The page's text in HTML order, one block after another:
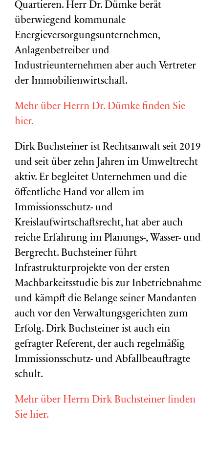
Quartieren. Herr Dr. Dümke berät
überwiegend kommunale
Energieversorgungsunternehmen,
Anlagenbetreiber und
Industrieunternehmen aber auch Vertreter
der Immobilienwirtschaft.
Mehr über Herrn Dr. Dümke finden Sie
hier.
Dirk Buchsteiner ist Rechtsanwalt seit 2019
und seit über zehn Jahren im Umweltrecht
aktiv. Er begleitet Unternehmen und die
öffentliche Hand vor allem im
Immissionsschutz- und
Kreislaufwirtschaftsrecht, hat aber auch
reiche Erfahrung im Planungs-, Wasser- und
Bergrecht. Buchsteiner führt
Infrastrukturprojekte von der ersten
Machbarkeitsstudie bis zur Inbetriebnahme
und kämpft die Belange seiner Mandanten
auch vor den Verwaltungsgerichten zum
Erfolg. Dirk Buchsteiner ist auch ein
gefragter Referent, der auch regelmäßig
Immissionsschutz- und Abfallbeauftragte
schult.
Mehr über Herrn Dirk Buchsteiner finden
Sie hier.